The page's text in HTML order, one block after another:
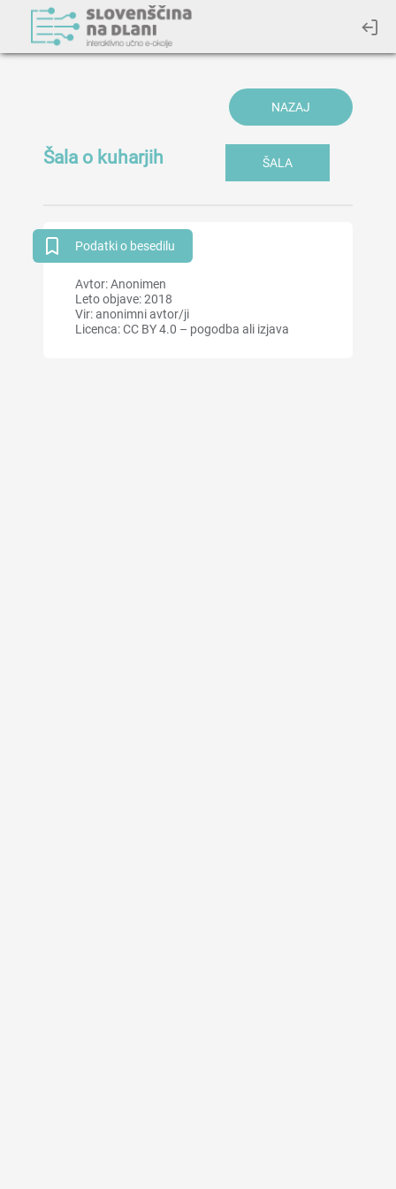
NAZAJ
Šala o kuharjih ŠALA
Podatki o besedilu
Avtor: Anonimen
Leto objave: 2018
Vir: anonimni avtor/ji
Licenca: CC BY 4.0 – pogodba ali izjava